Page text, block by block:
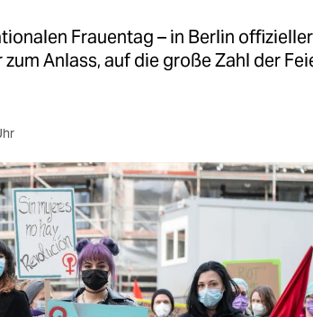
Frauentag – in Berlin
Anlass, auf die große Zahl der